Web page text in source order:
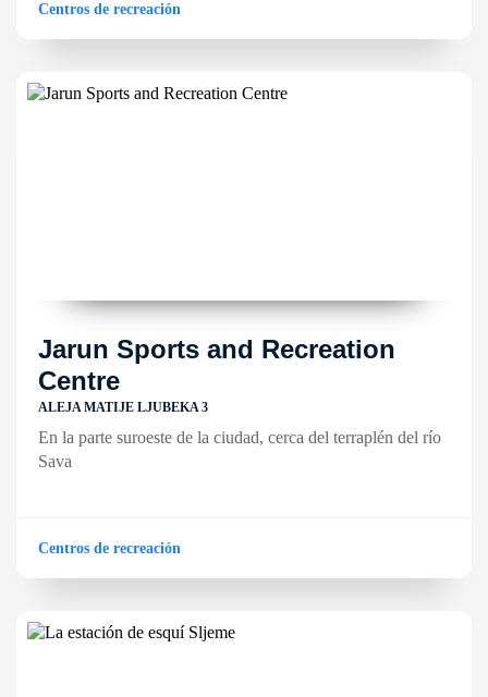
Centros de recreación
Jarun Sports and Recreation
Centre
ALEJA MATIJE LJUBEKA 3
En la parte suroeste de la ciudad, cerca del terraplén del río
Sava
Centros de recreación